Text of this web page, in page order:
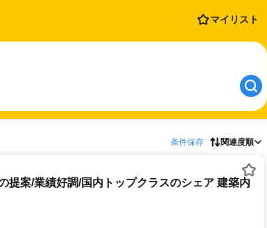
マイリスト
条件保存 関連度順
提案/業績好調/国内トップクラスのシェア 建築内